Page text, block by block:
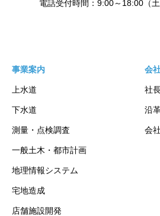
事業案内
上水道
下水道
測量・点検調査
一般土木・都市計画
地理情報システム
宅地造成
店舗施設開発
会
社
沿
会